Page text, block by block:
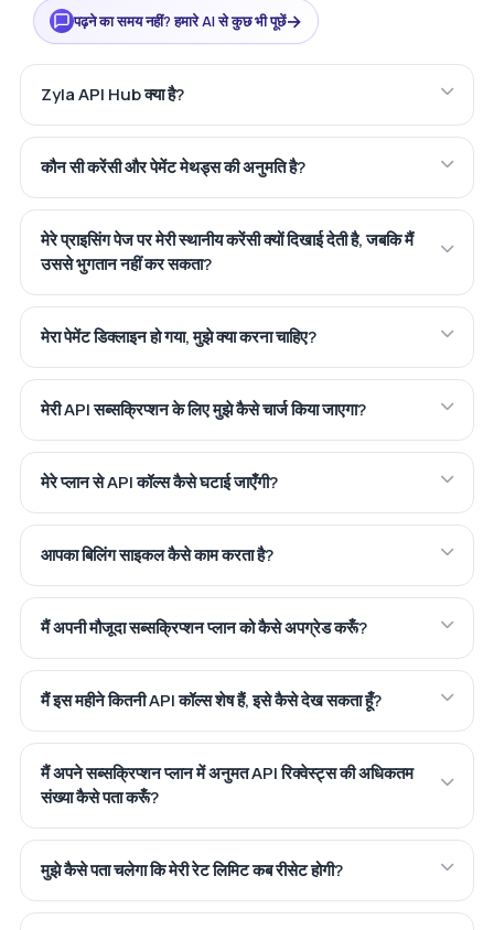
पढ़ने का समय नहीं? हमारे AI से कुछ भी पूछें→
Zyla API Hub क्या है?
कौन सी करेंसी और पेमेंट मेथड्स की अनुमति है?
मेरे प्राइसिंग पेज पर मेरी स्थानीय करेंसी क्यों दिखाई देती है, जबकि मैं
उससे भुगतान नहीं कर सकता?
मेरा पेमेंट डिक्लाइन हो गया, मुझे क्या करना चाहिए?
मेरी API सब्सक्रिप्शन के लिए मुझे कैसे चार्ज किया जाएगा?
मेरे प्लान से API कॉल्स कैसे घटाई जाएँगी?
आपका बिलिंग साइकल कैसे काम करता है?
मैं अपनी मौजूदा सब्सक्रिप्शन प्लान को कैसे अपग्रेड करूँ?
मैं इस महीने कितनी API कॉल्स शेष हैं, इसे कैसे देख सकता हूँ?
मैं अपने सब्सक्रिप्शन प्लान में अनुमत API रिक्वेस्ट्स की अधिकतम
संख्या कैसे पता करूँ?
मुझे कैसे पता चलेगा कि मेरी रेट लिमिट कब रीसेट होगी?